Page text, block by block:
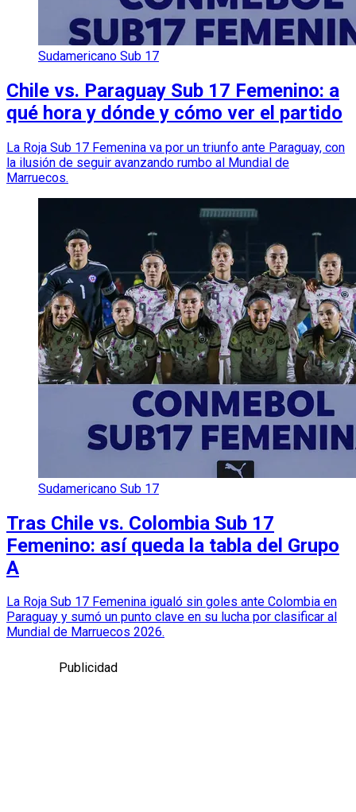
Sudamericano Sub 17
Chile vs. Paraguay Sub 17 Femenino: a
qué hora y dónde y cómo ver el partido
La Roja Sub 17 Femenina va por un triunfo ante Paraguay, con
la ilusión de seguir avanzando rumbo al Mundial de
Marruecos.
Sudamericano Sub 17
Tras Chile vs. Colombia Sub 17
Femenino: así queda la tabla del Grupo
A
La Roja Sub 17 Femenina igualó sin goles ante Colombia en
Paraguay y sumó un punto clave en su lucha por clasificar al
Mundial de Marruecos 2026.
Publicidad